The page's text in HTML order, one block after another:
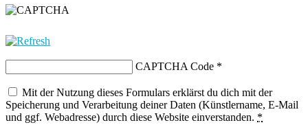
CAPTCHA Code *
Mit der Nutzung dieses Formulars erklärst du dich mit der
Speicherung und Verarbeitung deiner Daten (Künstlername, E-Mail
und ggf. Webadresse) durch diese Website einverstanden. *